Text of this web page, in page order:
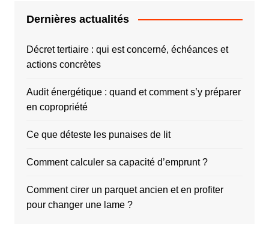
Dernières actualités
Décret tertiaire : qui est concerné, échéances et
actions concrètes
Audit énergétique : quand et comment s’y préparer
en copropriété
Ce que déteste les punaises de lit
Comment calculer sa capacité d’emprunt ?
Comment cirer un parquet ancien et en profiter
pour changer une lame ?